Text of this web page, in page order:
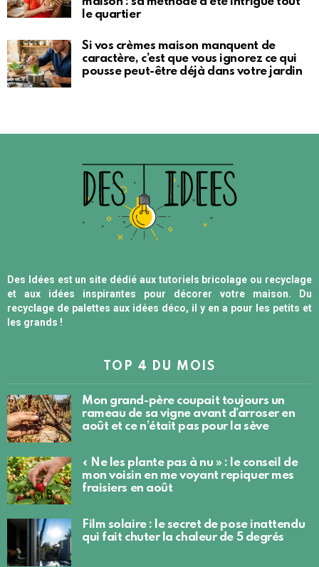
le quartier
Si vos crèmes maison manquent de
caractère, c’est que vous ignorez ce qui
pousse peut-être déjà dans votre jardin
Des Idées est un site dédié aux tutoriels bricolage ou recyclage
et aux idées inspirantes pour décorer votre maison. Du
recyclage de palettes aux idées déco, il y en a pour les petits et
les grands !
TOP 4 DU MOIS
Mon grand-père coupait toujours un
rameau de sa vigne avant d’arroser en
août et ce n’était pas pour la sève
« Ne les plante pas à nu » : le conseil de
mon voisin en me voyant repiquer mes
fraisiers en août
Film solaire : le secret de pose inattendu
qui fait chuter la chaleur de 5 degrés